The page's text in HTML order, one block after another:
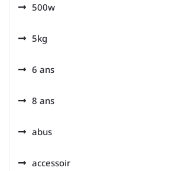
500w
5kg
6 ans
8 ans
abus
accessoir